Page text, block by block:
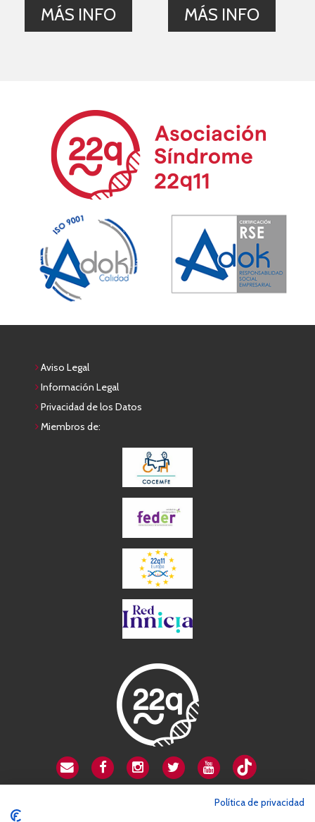
MÁS INFO MÁS INFO
Aviso Legal
Información Legal
Privacidad de los Datos
Miembros de:
Política de privacidad